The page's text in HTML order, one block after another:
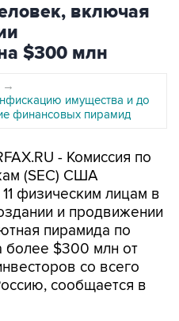
включая
$300 млн
→
имущества и до
финансовых пирамид
- Комиссия по
(SEC) США
физическим лицам в
и продвижении
пирамида по
более $300 млн от
со всего
сообщается в